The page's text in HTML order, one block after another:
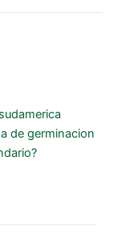
de germinacion